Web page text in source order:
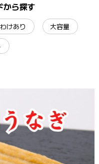
から探す
わけあり 大容量